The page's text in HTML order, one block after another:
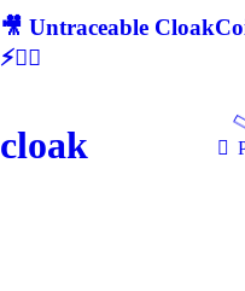
🎥 Untraceable
⚡🕵‍♂
cloak